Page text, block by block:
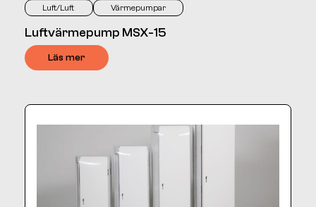
Luft/Luft Värmepumpar
Luftvärmepump MSX-15
Läs mer